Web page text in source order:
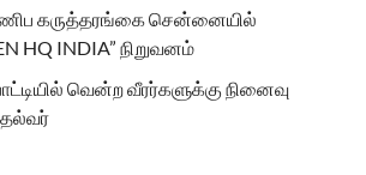
கருத்தரங்கை சென்னையில்
HQ INDIA” நிறுவனம்
வென்ற வீரர்களுக்கு நினைவு